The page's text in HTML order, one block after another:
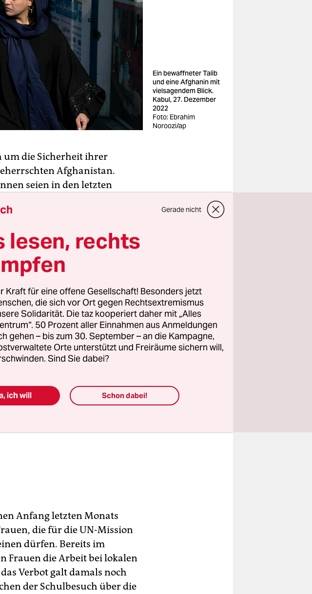
Ein bewaffneter Talib
und eine Afghanin mit
vielsagendem Blick.
Kabul, 27. Dezember
2022
Foto: Ebrahim
Noroozi/ap
um die Sicherheit ihrer
Afghanistan.
seien in den letzten
– und
De-facto-Behörden mit
von Frauen und
öffentlichen und täglichen
hieß es in einem Bericht
Anfang letzten Monats
die für die UN-Mission
dürfen. Bereits im
Frauen die Arbeit bei lokalen
Verbot galt damals noch
der Schulbesuch über die
Gerade nicht
lesen, rechts
Kraft für eine offene Gesellschaft! Besonders jetzt
die sich vor Ort gegen Rechtsextremismus
Solidarität. Die taz kooperiert daher mit „Alles
50 Prozent aller Einnahmen aus Anmeldungen
gehen – bis zum 30. September – an die Kampagne,
Orte unterstützt und Freiräume sichern will,
Sind Sie dabei?
ich will Schon dabei!